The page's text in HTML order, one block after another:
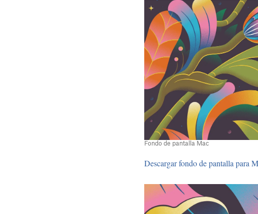
Fondo de pantalla Mac
Descargar fondo de pantalla para